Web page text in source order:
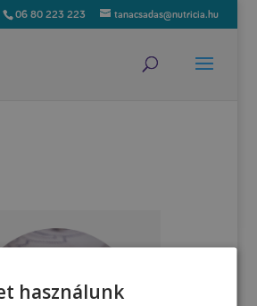
06 80 223 223 tanacsadas@nutricia.hu
használunk